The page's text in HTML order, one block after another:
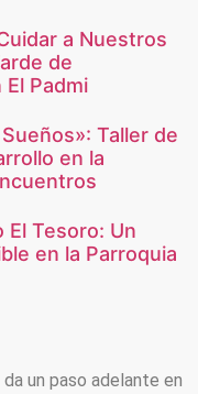
a Nuestros
de
Padmi
Taller de
en la
Tesoro: Un
en la Parroquia
un paso adelante en